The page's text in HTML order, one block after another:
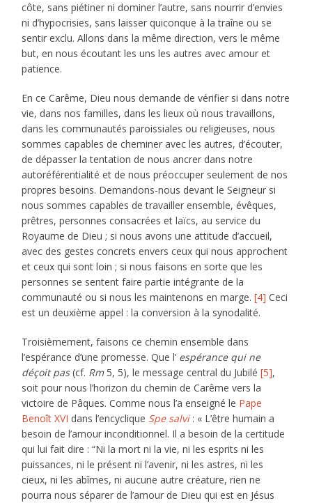
côte, sans piétiner ni dominer l’autre, sans nourrir d’envies
ni d’hypocrisies, sans laisser quiconque à la traîne ou se
sentir exclu. Allons dans la même direction, vers le même
but, en nous écoutant les uns les autres avec amour et
patience.
En ce Carême, Dieu nous demande de vérifier si dans notre
vie, dans nos familles, dans les lieux où nous travaillons,
dans les communautés paroissiales ou religieuses, nous
sommes capables de cheminer avec les autres, d’écouter,
de dépasser la tentation de nous ancrer dans notre
autoréférentialité et de nous préoccuper seulement de nos
propres besoins. Demandons-nous devant le Seigneur si
nous sommes capables de travailler ensemble, évêques,
prêtres, personnes consacrées et laïcs, au service du
Royaume de Dieu ; si nous avons une attitude d’accueil,
avec des gestes concrets envers ceux qui nous approchent
et ceux qui sont loin ; si nous faisons en sorte que les
personnes se sentent faire partie intégrante de la
communauté ou si nous les maintenons en marge.[4] Ceci
est un deuxième appel : la conversion à la synodalité.
Troisièmement, faisons ce chemin ensemble dans
l’espérance d’une promesse. Que l’ espérance qui ne
déçoit pas(cf. Rm5, 5), le message central du Jubilé[5],
soit pour nous l’horizon du chemin de Carême vers la
victoire de Pâques. Comme nous l’a enseigné le Pape
Benoît XVI dans l’encyclique Spe salvi : « L’être humain a
besoin de l’amour inconditionnel. Il a besoin de la certitude
qui lui fait dire : “Ni la mort ni la vie, ni les esprits ni les
puissances, ni le présent ni l’avenir, ni les astres, ni les
cieux, ni les abîmes, ni aucune autre créature, rien ne
pourra nous séparer de l’amour de Dieu qui est en Jésus